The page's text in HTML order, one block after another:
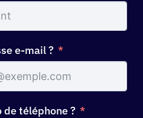
e-mail ?
de téléphone ?